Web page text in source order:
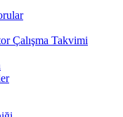
Çalışma Takvimi